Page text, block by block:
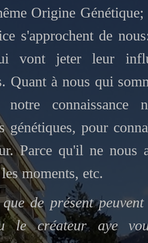
Origine
s'approchent de
vont jeter leur
Quant à nous qui
connaissance
génétiques, pour
Parce qu'il ne nous
moments, etc.
de présent
le créateur aye